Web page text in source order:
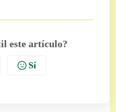
este artículo?
Sí